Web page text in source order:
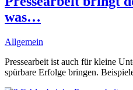
was…
Allgemein
Pressearbeit ist auch für kleine
spürbare Erfolge bringen.